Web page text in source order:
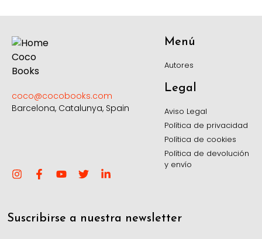
coco@cocobooks.com
Barcelona, Catalunya, Spain
Menú
Autores
Legal
Aviso Legal
Política de privacidad
Política de cookies
Política de devolución
y envío
Suscribirse a nuestra newsletter